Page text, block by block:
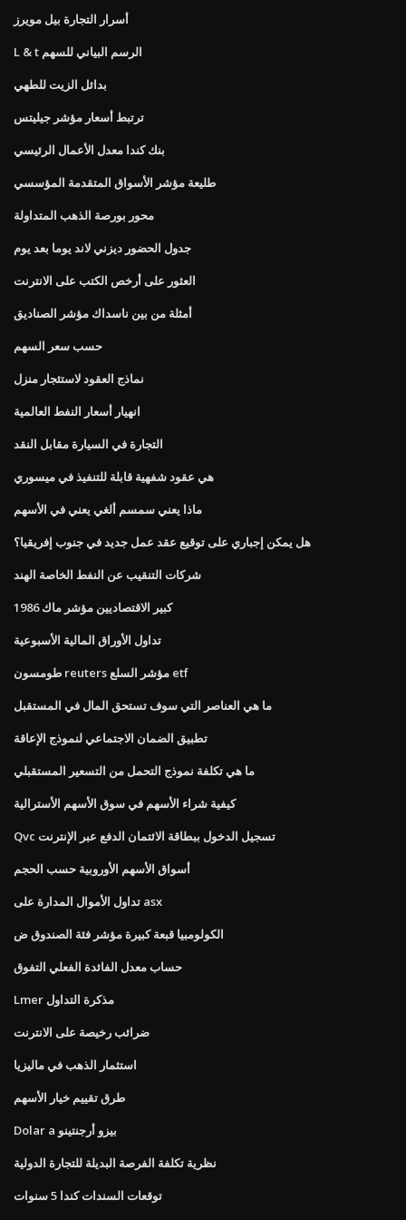
أسرار التجارة بيل مويرز
L & t الرسم البياني للسهم
بدائل الزيت للطهي
ترتبط أسعار مؤشر جيليتس
بنك كندا معدل الأعمال الرئيسي
طليعة مؤشر الأسواق المتقدمة المؤسسي
محور بورصة الذهب المتداولة
جدول الحضور ديزني لاند يوما بعد يوم
العثور على أرخص الكتب على الانترنت
أمثلة من بين ناسداك مؤشر الصناديق
حسب سعر السهم
نماذج العقود لاستئجار منزل
انهيار أسعار النفط العالمية
التجارة في السيارة مقابل النقد
هي عقود شفهية قابلة للتنفيذ في ميسوري
ماذا يعني سمسم ألغي يعني في الأسهم
هل يمكن إجباري على توقيع عقد عمل جديد في جنوب إفريقيا؟
شركات التنقيب عن النفط الخاصة الهند
كبير الاقتصاديين مؤشر ماك 1986
تداول الأوراق المالية الأسبوعية
طومسون reuters مؤشر السلع etf
ما هي العناصر التي سوف تستحق المال في المستقبل
تطبيق الضمان الاجتماعي لنموذج الإعاقة
ما هي تكلفة نموذج التحمل من التسعير المستقبلي
كيفية شراء الأسهم في سوق الأسهم الأسترالية
Qvc تسجيل الدخول ببطاقة الائتمان الدفع عبر الإنترنت
أسواق الأسهم الأوروبية حسب الحجم
تداول الأموال المدارة على asx
الكولومبيا قبعة كبيرة مؤشر فئة الصندوق ض
حساب معدل الفائدة الفعلي التفوق
Lmer مذكرة التداول
ضرائب رخيصة على الانترنت
استثمار الذهب في ماليزيا
طرق تقييم خيار الأسهم
Dolar a بيزو أرجنتينو
نظرية تكلفة الفرصة البديلة للتجارة الدولية
توقعات السندات كندا 5 سنوات